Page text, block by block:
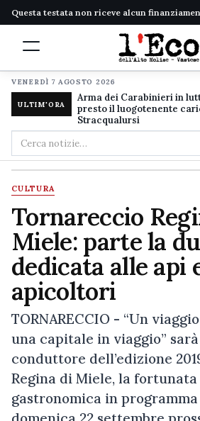
Questa testata non riceve alcun
VENERDÌ 7 AGOSTO 2026
ULTIM'ORA
Arma dei Carabinieri in
presto il luogotenente
Stracqualursi
Cerca
nel
sito
CULTURA
Tornareccio
Miele: parte la
dedicata alle api
apicoltori
TORNARECCIO - “Un
una capitale in viaggio”
conduttore dell’edizione
Regina di Miele, la fortunata
gastronomica in programma